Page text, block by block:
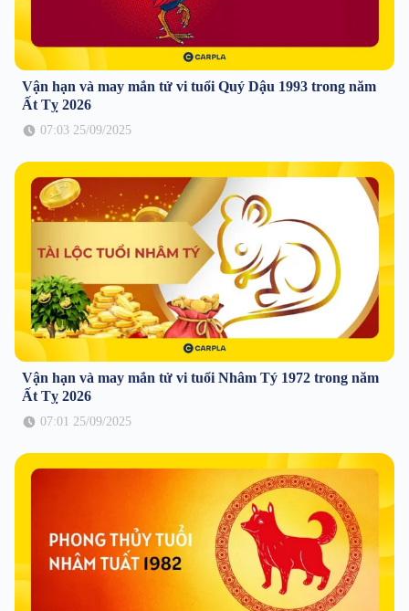
Vận hạn và may mắn tử vi tuổi Quý Dậu 1993 trong năm
Ất Tỵ 2026
07:03 25/09/2025
Vận hạn và may mắn tử vi tuổi Nhâm Tý 1972 trong năm
Ất Tỵ 2026
07:01 25/09/2025